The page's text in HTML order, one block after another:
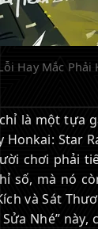
Hay Mắc Phải
là một tựa
Honkai: Star
chơi phải
số, mà nó
và Sát
Nhé”